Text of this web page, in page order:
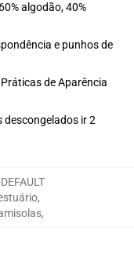
algodão, 40%
e punhos de
de Aparência
descongelados ir 2
,
,